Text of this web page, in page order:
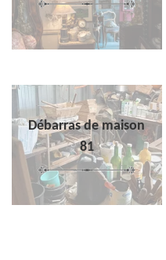
Débarras de maison
81